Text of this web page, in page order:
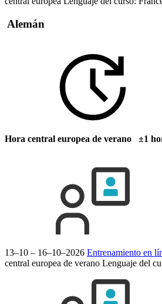
Alemán
Hora central europea de verano ±1
13–10 – 16–10–2026 Entrenamiento en
central europea de verano Lenguaje del